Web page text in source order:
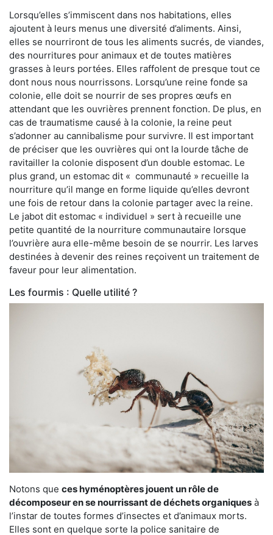
Lorsqu’elles s’immiscent dans nos habitations, elles
ajoutent à leurs menus une diversité d’aliments. Ainsi,
elles se nourriront de tous les aliments sucrés, de viandes,
des nourritures pour animaux et de toutes matières
grasses à leurs portées. Elles raffolent de presque tout ce
dont nous nous nourrissons. Lorsqu’une reine fonde sa
colonie, elle doit se nourrir de ses propres œufs en
attendant que les ouvrières prennent fonction. De plus, en
cas de traumatisme causé à la colonie, la reine peut
s’adonner au cannibalisme pour survivre. Il est important
de préciser que les ouvrières qui ont la lourde tâche de
ravitailler la colonie disposent d’un double estomac. Le
plus grand, un estomac dit « communauté » recueille la
nourriture qu’il mange en forme liquide qu’elles devront
une fois de retour dans la colonie partager avec la reine.
Le jabot dit estomac « individuel » sert à recueille une
petite quantité de la nourriture communautaire lorsque
l’ouvrière aura elle-même besoin de se nourrir. Les larves
destinées à devenir des reines reçoivent un traitement de
faveur pour leur alimentation.
Les fourmis : Quelle utilité ?
Notons que ces hyménoptères jouent un rôle de
décomposeur en se nourrissant de déchets organiques à
l’instar de toutes formes d’insectes et d’animaux morts.
Elles sont en quelque sorte la police sanitaire de